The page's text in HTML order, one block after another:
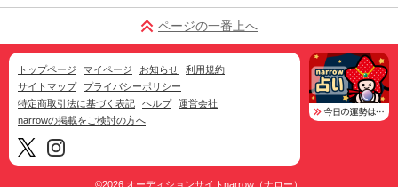
ページの一番上へ
トップページ マイページ お知らせ
利用規約
サイトマップ
プライバシーポリシー
特定商取引法に基づく表記
ヘルプ
運営会社
narrowの掲載をご検討の方へ
©2026 オーディションサイトnarrow（ナロー）